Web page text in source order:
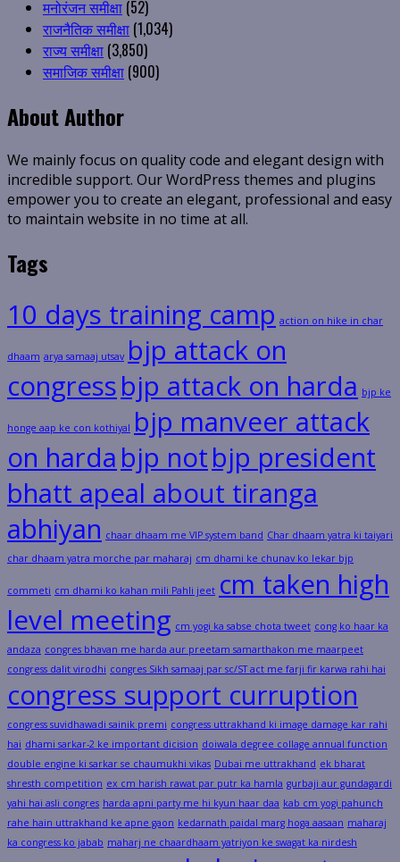
मनोरंजन समीक्षा (52)
राजनैतिक समीक्षा (1,034)
राज्य समीक्षा (3,850)
समाजिक समीक्षा (900)
About Author
We mainly focus on quality code and elegant design with
incredible support. Our WordPress themes and plugins
empower you to create an elegant, professional and easy
to maintain website in no time at all.
Tags
10 days training camp action on hike in char
dhaam arya samaaj utsav bjp attack on
congressbjp attack on harda bjp ke
honge aap ke con kothiyal bjp manveer attack
on harda bjp notbjp president
bhatt apeal about tiranga
abhiyan chaar dhaam me VIP system band Char dhaam yatra ki taiyari
char dhaam yatra morche par maharaj cm dhami ke chunav ko lekar bjp
commeti cm dhami ko kahan mili Pahli jeet cm taken high
level meeting cm yogi ka sabse chota tweet cong ko haar ka
andaza congres bhavan me harda aur preetam samarthakon me maarpeet
congress dalit virodhi congres Sikh samaaj par sc/ST act me farji fir karwa rahi hai
congress support curruption
congress suvidhawadi sainik premi congress uttrakhand ki image damage kar rahi
hai dhami sarkar-2 ke important dicision doiwala degree collage annual function
double engine ki sarkar se chaumukhi vikas Dubai me uttrakhand ek bharat
shresth competition ex cm harish rawat par putr ka hamla gurbaji aur gundagardi
yahi hai asli congres harda apni party me hi kyun haar daa kab cm yogi pahunch
rahe hain uttrakhand ke apne gaon kedarnath paidal marg hoga aasaan maharaj
ka congress ko jabab maharj ne chaardhaam yatriyon ke swagat ka nirdesh